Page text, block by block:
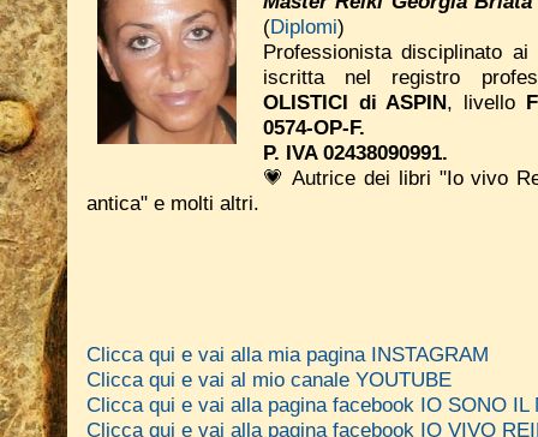
(Diplomi)
Professionista disciplinato
iscritta nel registro
OLISTICI di ASPIN, livello
0574-OP-F.
P. IVA 02438090991.
💗 Autrice dei libri "Io vivo
antica" e molti altri.
Clicca qui e vai alla mia pagina INSTAGRAM
Clicca qui e vai al mio canale YOUTUBE
Clicca qui e vai alla pagina facebook IO SONO IL
Clicca qui e vai alla pagina facebook IO VIVO